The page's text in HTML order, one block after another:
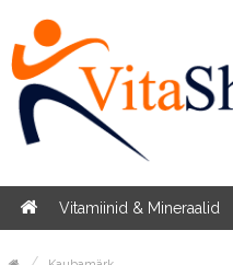
Vitamiinid & Mineraalid